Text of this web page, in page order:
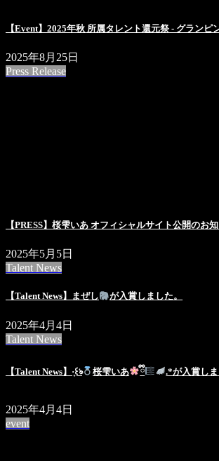
【Event】2025年秋 所属タレント還元祭 - グランピ
2025年8月25日
Press Release
【PRESS】桜雫いあ オフィシャルサイト公開のお
2025年5月5日
Talent News
【Talent News】まぜし が入賞しました。
2025年4月4日
Talent News
【Talent News】·̩͙꒰ঌ 桜雫いあ ྀི .*が入賞しま
2025年4月4日
event